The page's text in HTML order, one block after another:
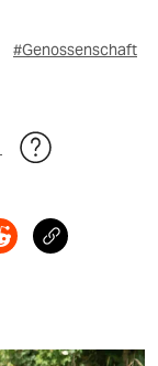
#Genossenschaft